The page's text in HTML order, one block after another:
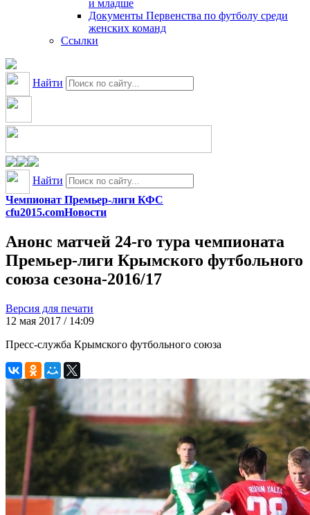
и младше
Документы Первенства по футболу среди
женских команд
Ссылки
Найти
Найти
Чемпионат Премьер-лиги КФС
cfu2015.comНовости
Анонс матчей 24-го тура чемпионата
Премьер-лиги Крымского футбольного
союза сезона-2016/17
Версия для печати
12 мая 2017 / 14:09
Пресс-служба Крымского футбольного союза